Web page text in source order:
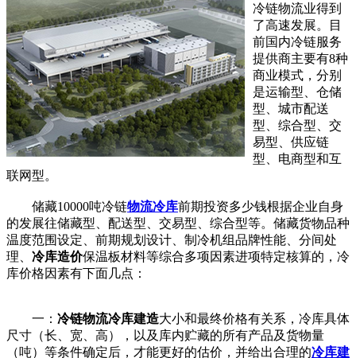
冷链物流业得到
了高速发展。目
前国内冷链服务
提供商主要有8种
商业模式，分别
是运输型、仓储
型、城市配送
型、综合型、交
易型、供应链
型、电商型和互
联网型。
储藏10000吨冷链物流冷库前期投资多少钱根据企业自身
的发展往储藏型、配送型、交易型、综合型等。储藏货物品种
温度范围设定、前期规划设计、制冷机组品牌性能、分间处
理、 冷库造价保温板材料等综合多项因素进项特定核算的，冷
库价格因素有下面几点：
一： 冷链物流冷库建造大小和最终价格有关系，冷库具体
尺寸（长、宽、高），以及库内贮藏的所有产品及货物量
（吨）等条件确定后，才能更好的估价，并给出合理的冷库建